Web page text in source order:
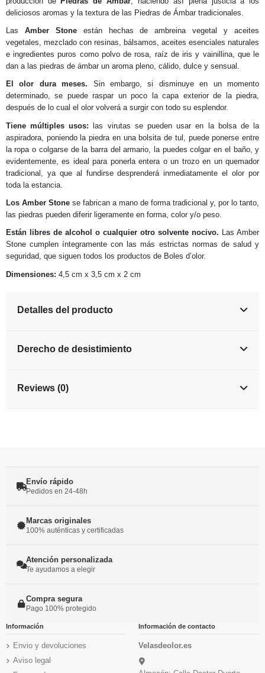
deliciosos aromas y la textura de las Piedras de Ámbar tradicionales.
Las Amber Stoneestán hechas de ambreina vegetal y aceites
vegetales, mezclado con resinas, bálsamos, aceites esenciales naturales
e ingredientes puros como polvo de rosa, raíz de iris y vainillina, que le
dan a las piedras de ámbar un aroma pleno, cálido, dulce y sensual.
El olor dura meses. Sin embargo, si disminuye en un momento
determinado, se puede raspar un poco la capa exterior de la piedra,
después de lo cual el olor volverá a surgir con todo su esplendor.
Tiene múltiples usos: las virutas se pueden usar en la bolsa de la
aspiradora, poniendo la piedra en una bolsita de tul, puede ponerse entre
la ropa o colgarse de la barra del armario, la puedes colgar en el baño, y
evidentemente, es ideal para ponerla entera o un trozo en un quemador
tradicional, ya que al fundirse desprenderá inmediatamente el olor por
toda la estancia.
Los Amber Stonese fabrican a mano de forma tradicional y, por lo tanto,
las piedras pueden diferir ligeramente en forma, color y/o peso.
Están libres de alcohol o cualquier otro solvente nocivo. Las Amber
Stone cumplen íntegramente con las más estrictas normas de salud y
seguridad, que siguen todos los productos de Boles d’olor.
Dimensiones: 4,5 cm x 3,5 cm x 2 cm
Detalles del producto
Derecho de desistimiento
Reviews (0)
Envío rápido
Pedidos en 24-48h
Marcas originales
100% auténticas y certificadas
Atención personalizada
Te ayudamos a elegir
Compra segura
Pago 100% protegido
Información
Envio y devoluciones
Aviso legal
Información de contacto
Velasdeolor.es